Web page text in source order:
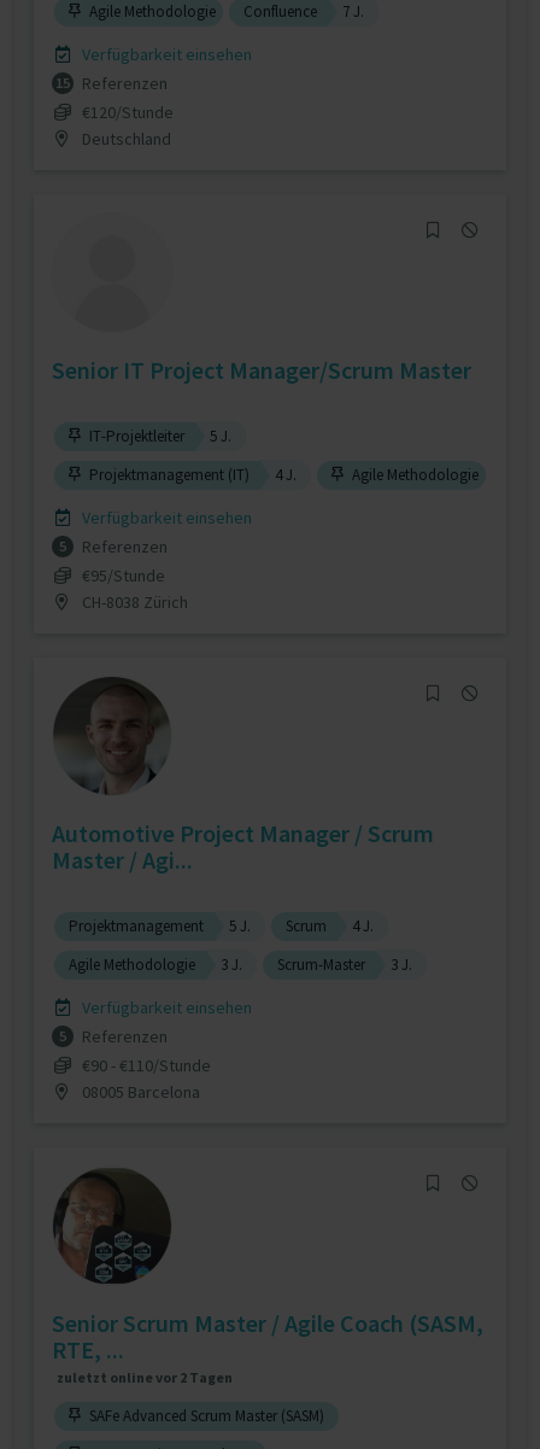
Agile Methodologie
Confluence 7 J.
Verfügbarkeit einsehen
15
Referenzen
€120/Stunde
Deutschland
Senior IT Project Manager/Scrum Master
IT-Projektleiter
5 J.
Projektmanagement (IT)
4 J. Agile Methodologie
Verfügbarkeit einsehen
5
Referenzen
€95/Stunde
CH-8038 Zürich
Automotive Project Manager / Scrum
Master / Agi...
Projektmanagement 5 J. Scrum
4 J.
Agile Methodologie
3 J. Scrum-Master 3 J.
Verfügbarkeit einsehen
5
Referenzen
€90 - €110/Stunde
08005 Barcelona
Senior Scrum Master / Agile Coach (SASM,
RTE, ...
zuletzt online vor 2 Tagen
SAFe Advanced Scrum Master (SASM)